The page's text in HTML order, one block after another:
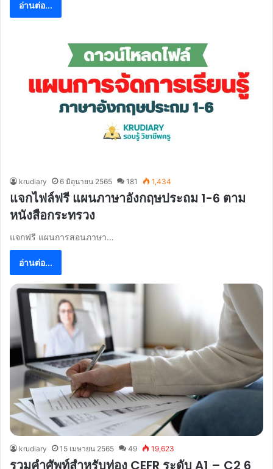
อ่านต่อ...
krudiary 6 มิถุนายน 2565 181 1,434
แจกไฟล์ฟรี แผนภาษาอังกฤษประถม 1-6 ตาม
หนังสือกระทรวง
แจกฟรี แผนการสอนภาษา…
อ่านต่อ...
krudiary 15 เมษายน 2565 49 19,623
รวมคำศัพท์สำหรับท่อง CEFR ระดับ A1 – C2 6